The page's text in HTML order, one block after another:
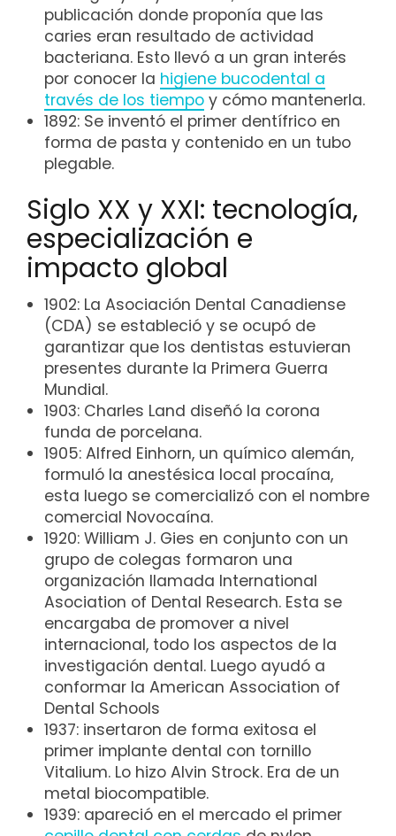
publicación donde proponía que las
caries eran resultado de actividad
bacteriana. Esto llevó a un gran interés
por conocer la higiene bucodental a
través de los tiempo y cómo mantenerla.
1892: Se inventó el primer dentífrico en
forma de pasta y contenido en un tubo
plegable.
Siglo XX y XXI: tecnología,
especialización e
impacto global
1902: La Asociación Dental Canadiense
(CDA) se estableció y se ocupó de
garantizar que los dentistas estuvieran
presentes durante la Primera Guerra
Mundial.
1903: Charles Land diseñó la corona
funda de porcelana.
1905: Alfred Einhorn, un químico alemán,
formuló la anestésica local procaína,
esta luego se comercializó con el nombre
comercial Novocaína.
1920: William J. Gies en conjunto con un
grupo de colegas formaron una
organización llamada International
Asociation of Dental Research. Esta se
encargaba de promover a nivel
internacional, todo los aspectos de la
investigación dental. Luego ayudó a
conformar la American Association of
Dental Schools
1937: insertaron de forma exitosa el
primer implante dental con tornillo
Vitalium. Lo hizo Alvin Strock. Era de un
metal biocompatible.
1939: apareció en el mercado el primer